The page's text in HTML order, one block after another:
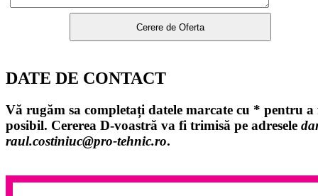
DATE DE CONTACT
Vă rugăm sa completați datele marcate cu * pentru a
posibil. Cererea D-voastră va fi trimisă pe adresele
raul.costiniuc@pro-tehnic.ro.